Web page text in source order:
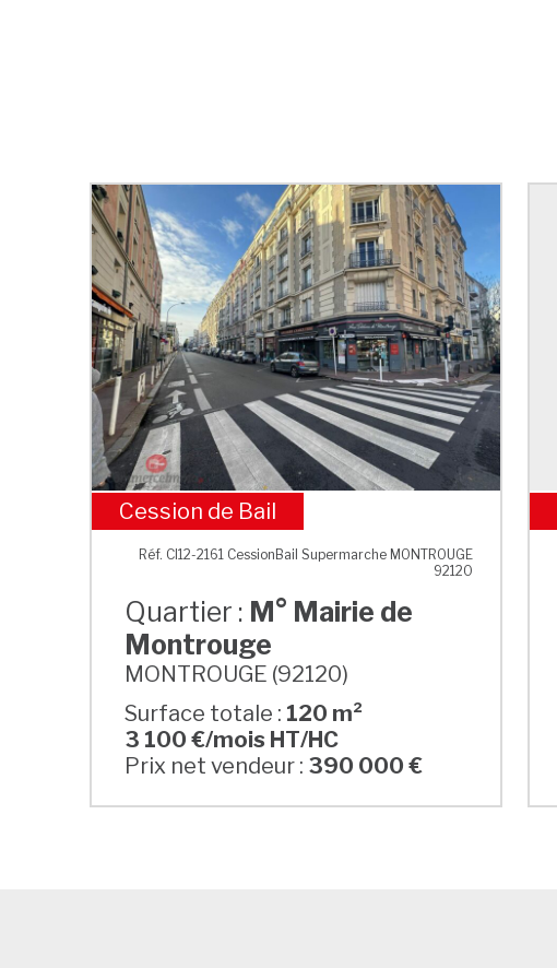
M° Mairie de Montrouge
Cession de Bail
Réf. CI12-2161 CessionBail Supermarche MONTROUGE
92120
Quartier : M° Mairie de
Montrouge
MONTROUGE (92120)
Surface totale : 120 m²
3 100 €/mois HT/HC
Prix net vendeur : 390 000 €